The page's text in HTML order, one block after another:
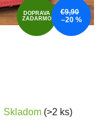
Skladom (>2 ks)
DOPRAVA
ZADARMO
€9,90
–20 %